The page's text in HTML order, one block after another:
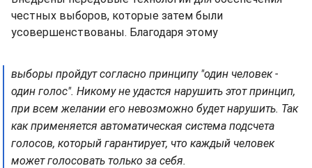
честных выборов, которые затем были
усовершенствованы. Благодаря этому
выборы пройдут согласно принципу "один человек -
один голос". Никому не удастся нарушить этот принцип,
при всем желании его невозможно будет нарушить. Так
как применяется автоматическая система подсчета
голосов, который гарантирует, что каждый человек
может голосовать только за себя.